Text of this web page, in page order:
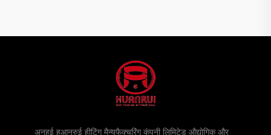
अनहुई हुआनरुई हीटिंग मैन्युफैक्चरिंग कंपनी लिमिटेड औद्योगिक और